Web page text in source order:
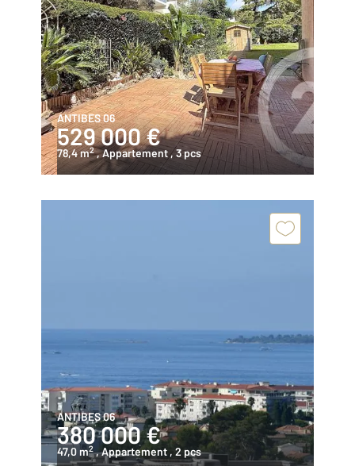
ANTIBES 06
529 000 €
78,4 m2 , Appartement, 3 pcs
ANTIBES 06
380 000 €
47,0 m2 , Appartement , 2 pcs